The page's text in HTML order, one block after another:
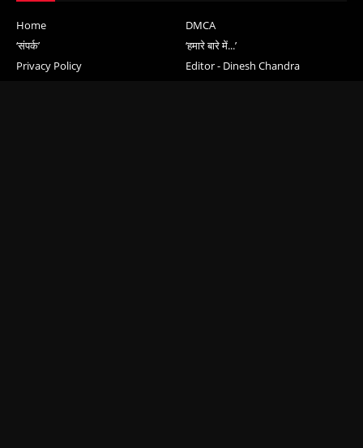
Home
DMCA
‘संपर्क’
‘हमारे बारे में...’
Privacy Policy
Editor - Dinesh Chandra